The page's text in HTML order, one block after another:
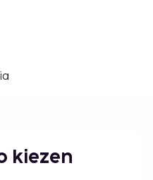
ontbijt met lokale
van 07.30 uur tot
met lokale gerechten:
en ca. INR 100
Toeslagen en
kiezen